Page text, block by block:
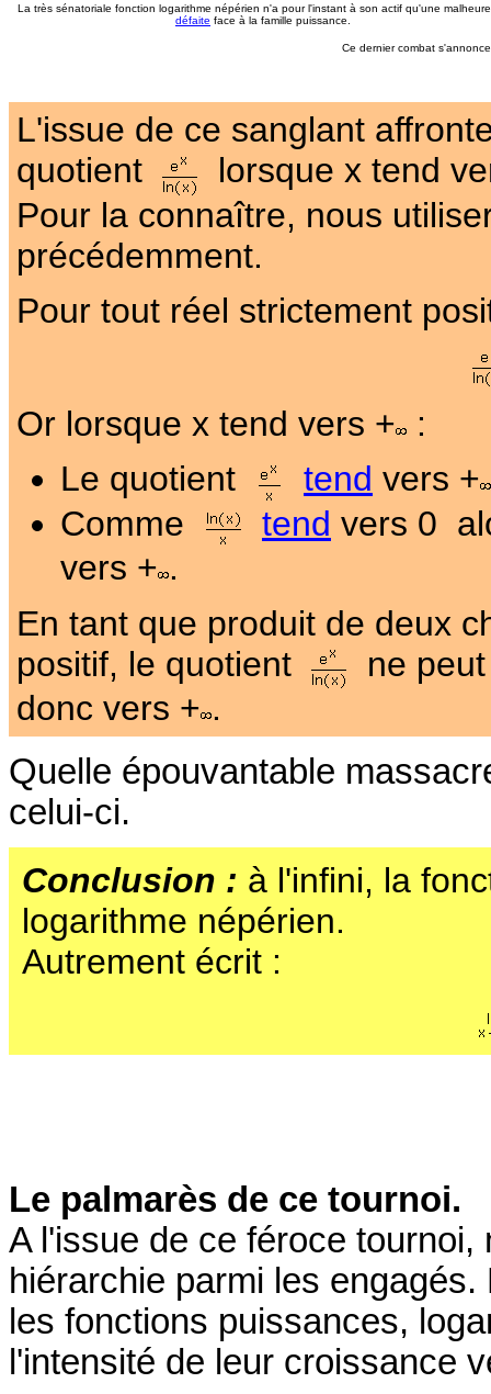
La très sénatoriale fonction logarithme népérien n'a pour l'instant à son actif qu'une
défaite face à la famille puissance.
Ce dernier combat
L'issue de ce sanglant
quotient
lorsque x tend
Pour la connaître, nous
précédemment.
Pour tout réel strictement
Or lorsque x tend vers +
:
Le quotient
tend vers +
Comme
tend vers 0
vers + .
En tant que produit de deux
positif, le quotient
ne
donc vers + .
Quelle épouvantable
celui-ci.
Conclusion : à l'infini, la
logarithme népérien.
Autrement écrit :
Le palmarès de ce tournoi.
A l'issue de ce féroce
hiérarchie parmi les
les fonctions puissances,
l'intensité de leur croissance